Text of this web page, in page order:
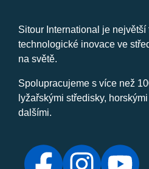
Sitour International je
technologické inovace ve
na světě.
Spolupracujeme s více než
lyžařskými středisky,
dalšími.